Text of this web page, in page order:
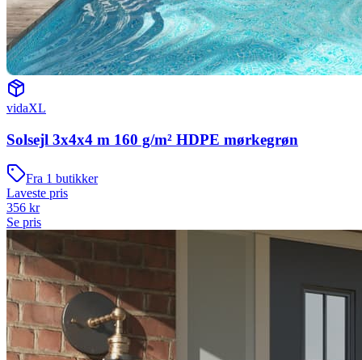
vidaXL
Solsejl 3x4x4 m 160 g/m² HDPE mørkegrøn
Fra 1 butikker
Laveste pris
356 kr
Se pris